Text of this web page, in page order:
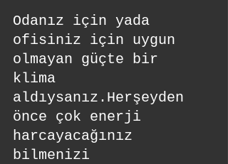
Odanız için yada
ofisiniz için uygun
olmayan güçte bir
klima
aldıysanız.Herşeyden
önce çok enerji
harcayacağınız
bilmenizi